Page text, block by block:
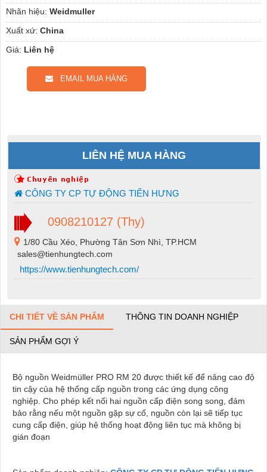
Nhãn hiệu: Weidmuller
Xuất xứ: China
Giá: Liên hệ
EMAIL MUA HÀNG
LIÊN HỆ MUA HÀNG
CÔNG TY CP TỰ ĐỘNG TIẾN HƯNG
0908210127 (Thy)
1/80 Cầu Xéo, Phường Tân Sơn Nhì, TP.HCM
sales@tienhungtech.com
https://www.tienhungtech.com/
CHI TIẾT VỀ SẢN PHẨM THÔNG TIN DOANH NGHIỆP
SẢN PHẨM GỢI Ý
Bộ nguồn Weidmüller PRO RM 20 được thiết kế để nâng cao độ
tin cậy của hệ thống cấp nguồn trong các ứng dụng công
nghiệp. Cho phép kết nối hai nguồn cấp điện song song, đảm
bảo rằng nếu một nguồn gặp sự cố, nguồn còn lại sẽ tiếp tục
cung cấp điện, giúp hệ thống hoạt động liên tục mà không bị
gián đoạn